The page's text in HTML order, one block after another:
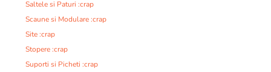
Saltele si Paturi :crap
Scaune si Modulare :crap
Site :crap
Stopere :crap
Suporti si Picheti :crap